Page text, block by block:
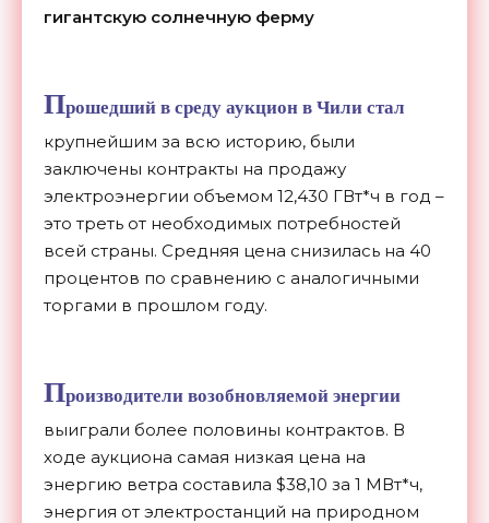
гигантскую солнечную ферму
Прошедший в среду аукцион в Чили стал
крупнейшим за всю историю, были
заключены контракты на продажу
электроэнергии объемом 12,430 ГВт*ч в год –
это треть от необходимых потребностей
всей страны. Средняя цена снизилась на 40
процентов по сравнению с аналогичными
торгами в прошлом году.
Производители возобновляемой энергии
выиграли более половины контрактов. В
ходе аукциона самая низкая цена на
энергию ветра составила $38,10 за 1 МВт*ч,
энергия от электростанций на природном